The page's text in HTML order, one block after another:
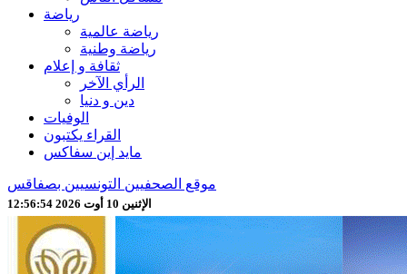
رياضة
رياضة عالمية
رياضة وطنية
ثقافة و إعلام
الرأي الآخر
دين و دنيا
الوفيات
القراء يكتبون
مايد إين سفاكس
موقع الصحفيين التونسيين بصفاقس
الإثنين 10 أوت 2026 12:56:56